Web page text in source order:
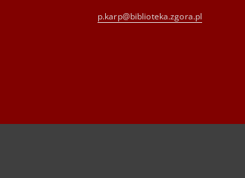
p.karp@biblioteka.zgora.pl